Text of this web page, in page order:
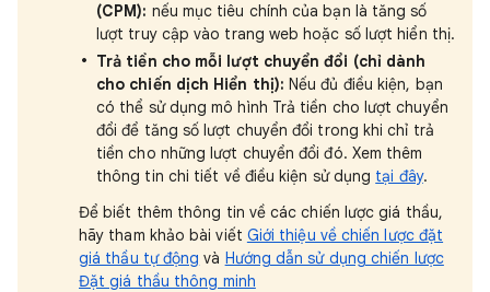
(CPM): nếu mục tiêu chính của bạn là tăng số
lượt truy cập vào trang web hoặc số lượt hiển thị.
Trả tiền cho mỗi lượt chuyển đổi (chỉ dành
cho chiến dịch Hiển thị): Nếu đủ điều kiện, bạn
có thể sử dụng mô hình Trả tiền cho lượt chuyển
đổi để tăng số lượt chuyển đổi trong khi chỉ trả
tiền cho những lượt chuyển đổi đó. Xem thêm
thông tin chi tiết về điều kiện sử dụng tại đây.
Để biết thêm thông tin về các chiến lược giá thầu,
hãy tham khảo bài viết Giới thiệu về chiến lược đặt
giá thầu tự động và Hướng dẫn sử dụng chiến lược
Đặt giá thầu thông minh